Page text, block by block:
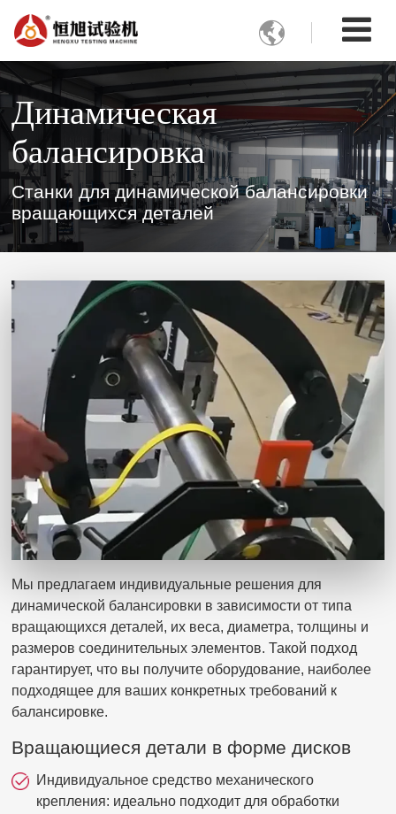

Динамическая
балансировка
Станки для динамической балансировки
вращающихся деталей
Мы предлагаем индивидуальные решения для
динамической балансировки в зависимости от типа
вращающихся деталей, их веса, диаметра, толщины и
размеров соединительных элементов. Такой подход
гарантирует, что вы получите оборудование, наиболее
подходящее для ваших конкретных требований к
балансировке.
Вращающиеся детали в форме дисков
Индивидуальное средство механического
крепления: идеально подходит для обработки